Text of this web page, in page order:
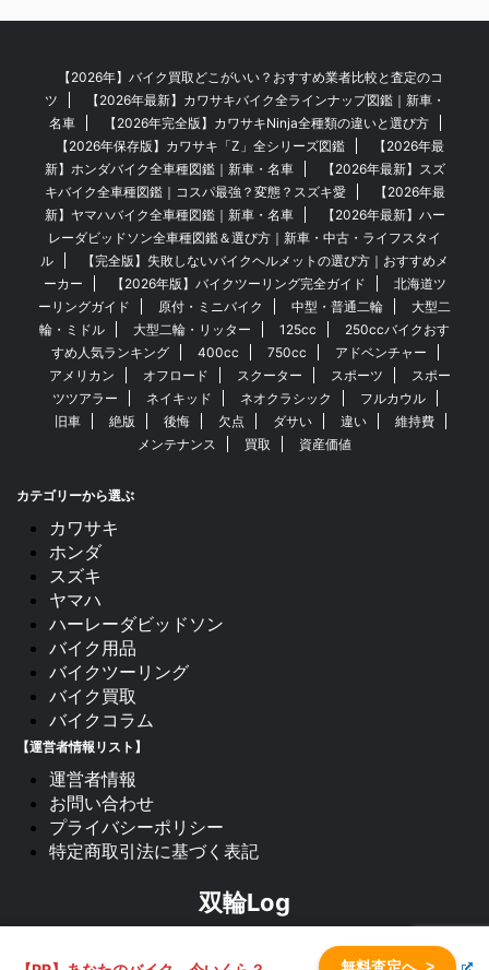
無料査定へ
【2026年】バイク買取どこがいい？おすすめ業者比較と査定のコ
ツ
【2026年最新】カワサキバイク全ラインナップ図鑑｜新車・
名車
【2026年完全版】カワサキNinja全種類の違いと選び方
【2026年保存版】カワサキ「Z」全シリーズ図鑑
【2026年最
新】ホンダバイク全車種図鑑｜新車・名車
【2026年最新】スズ
キバイク全車種図鑑｜コスパ最強？変態？スズキ愛
【2026年最
新】ヤマハバイク全車種図鑑｜新車・名車
【2026年最新】ハー
レーダビッドソン全車種図鑑＆選び方｜新車・中古・ライフスタイ
ル
【完全版】失敗しないバイクヘルメットの選び方｜おすすめメ
ーカー
【2026年版】バイクツーリング完全ガイド
北海道ツ
ーリングガイド
原付・ミニバイク 中型・普通二輪
大型二
輪・ミドル
大型二輪・リッター 125cc
250ccバイクおす
すめ人気ランキング
400cc 750cc
アドベンチャー
アメリカン
オフロード スクーター スポーツ
スポー
ツツアラー
ネイキッド ネオクラシック
フルカウル
旧車
絶版 後悔 欠点 ダサい 違い
維持費
メンテナンス
買取 資産価値
カテゴリーから選ぶ
カワサキ
ホンダ
スズキ
ヤマハ
ハーレーダビッドソン
バイク用品
バイクツーリング
バイク買取
バイクコラム
【運営者情報リスト】
運営者情報
お問い合わせ
プライバシーポリシー
特定商取引法に基づく表記
双輪Log